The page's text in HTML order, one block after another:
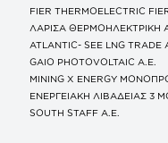
FIER THERMOELECTRIC
ΛΑΡΙΣΑ ΘΕΡΜΟΗΛΕΚΤΡΙΚΗ
ATLANTIC- SEE LNG TRADE
GAIO PHOTOVOLTAIC Α.Ε.
MINING X ENERGY
ΕΝΕΡΓΕΙΑΚΗ ΛΙΒΑΔΕΙΑΣ 3
SOUTH STAFF Α.Ε.